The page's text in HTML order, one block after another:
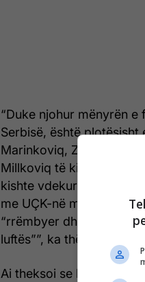
“Duke njohur mënyrën
Serbisë, është
Marinkoviq, Zhivojin
Millkoviq të kishte qenë i
kishte vdekur më 4
me UÇK-në më 1 gusht
“rrëmbyer dhe zhdukur
luftës””, ka thënë ai.
Ai theksoi se kumtesa e